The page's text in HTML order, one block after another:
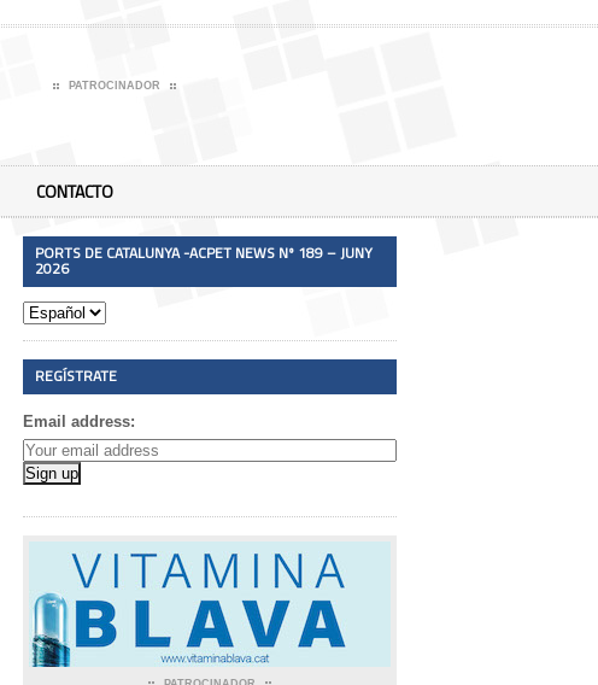
PATROCINADOR
CONTACTO
PORTS DE CATALUNYA -ACPET NEWS Nº 189 – JUNY
2026
REGÍSTRATE
Email address: